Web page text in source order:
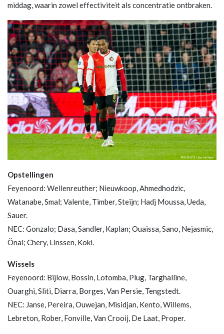
middag, waarin zowel effectiviteit als concentratie ontbraken.
Opstellingen
Feyenoord: Wellenreuther; Nieuwkoop, Ahmedhodzic,
Watanabe, Smal; Valente, Timber, Steijn; Hadj Moussa, Ueda,
Sauer.
NEC: Gonzalo; Dasa, Sandler, Kaplan; Ouaissa, Sano, Nejasmic,
Önal; Chery, Linssen, Koki.
Wissels
Feyenoord: Bijlow, Bossin, Lotomba, Plug, Targhalline,
Ouarghi, Sliti, Diarra, Borges, Van Persie, Tengstedt.
NEC: Janse, Pereira, Ouwejan, Misidjan, Kento, Willems,
Lebreton, Rober, Fonville, Van Crooij, De Laat, Proper.